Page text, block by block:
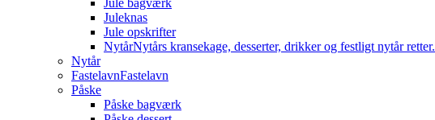
Jule bagværk
Juleknas
Jule opskrifter
NytårNytårs kransekage, desserter, drikker og festligt nytår retter.
Nytår
FastelavnFastelavn
Påske
Påske bagværk